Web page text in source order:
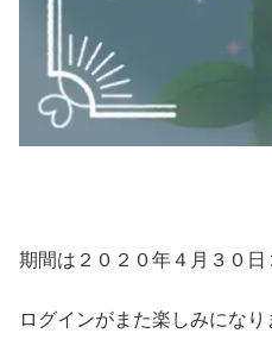
期間は２０２０年４月３０日
ログインがまた楽しみになり